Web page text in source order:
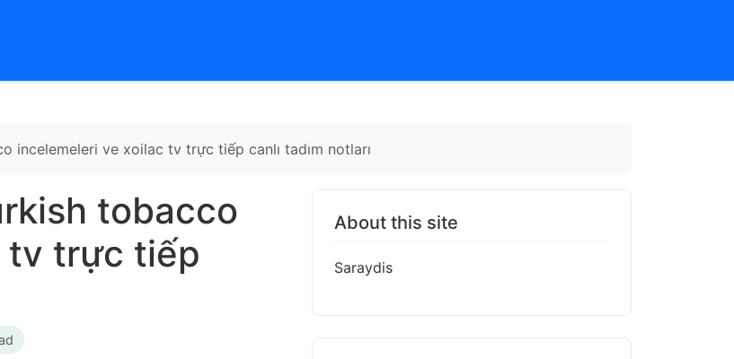
incelemeleri ve xoilac tv trực tiếp canlı tadım notları
tobacco
tv trực tiếp
About this site
Saraydis